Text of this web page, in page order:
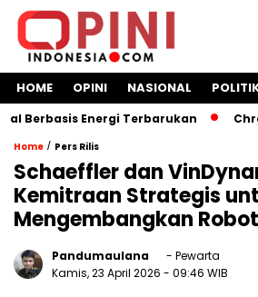
HOME OPINI NASIONAL
Energi Terbarukan
Home / Pers Rilis
Schaeffler dan
Kemitraan Strategis
Mengembangkan
Pandumaulana
- Pewarta
Kamis, 23 April 2026 - 09:46 WIB